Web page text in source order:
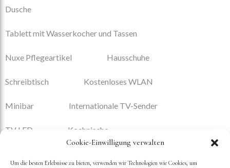
Cookie-Einwilligung verwalten
Um die besten Erlebnisse zu bieten, verwenden wir Technologien wie Cookies, um
Dusche
Tablett mit Wasserkocher und Tassen
Nuxe Pflegeartikel Hausschuhe
Schreibtisch Kostenloses WLAN
Minibar Internationale TV-Sender
TV LED Kochnische